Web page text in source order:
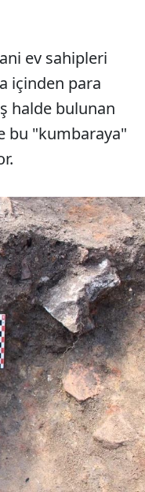
ev sahipleri
içinden para
halde bulunan
bu "kumbaraya"